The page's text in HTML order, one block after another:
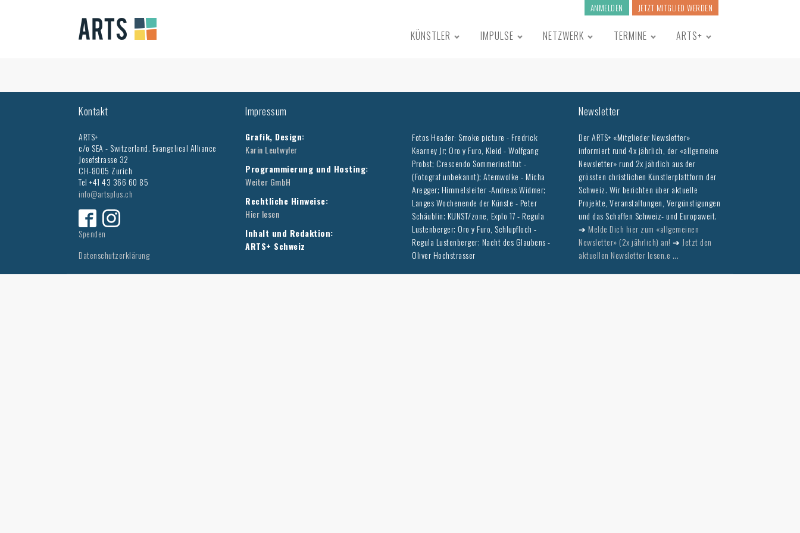
ANMELDEN JETZT MITGLIED WERDEN
KÜNSTLER IMPULSE NETZWERK TERMINE ARTS+
Kontakt
ARTS+
c/o SEA - Switzerland. Evangelical Alliance
Josefstrasse 32
CH-8005 Zurich
Tel +41 43 366 60 85
info@artsplus.ch
Spenden
Datenschutzerklärung
Impressum
Grafik, Design:
Karin Leutwyler
Programmierung und Hosting:
Weiter GmbH
Rechtliche Hinweise:
Hier lesen
Inhalt und Redaktion:
ARTS+ Schweiz
Fotos Header: Smoke picture - Fredrick
Kearney Jr; Oro y Furo, Kleid - Wolfgang
Probst; Crescendo Sommerinstitut -
(Fotograf unbekannt); Atemwolke - Micha
Aregger; Himmelsleiter -Andreas Widmer;
Langes Wochenende der Künste - Peter
Schäublin; KUNST/zone, Explo 17 - Regula
Lustenberger; Oro y Furo, Schlupfloch -
Regula Lustenberger; Nacht des Glaubens -
Oliver Hochstrasser
Newsletter
Der ARTS+ «Mitglieder Newsletter»
informiert rund 4x jährlich, der «allgemeine
Newsletter» rund 2x jährlich aus der
grössten christlichen Künstlerplattform der
Schweiz. Wir berichten über aktuelle
Projekte, Veranstaltungen, Vergünstigungen
und das Schaffen Schweiz- und Europaweit.
➔ Melde Dich hier zum «allgemeinen
Newsletter» (2x jährlich) an! ➔ Jetzt den
aktuellen Newsletter lesen.e ...